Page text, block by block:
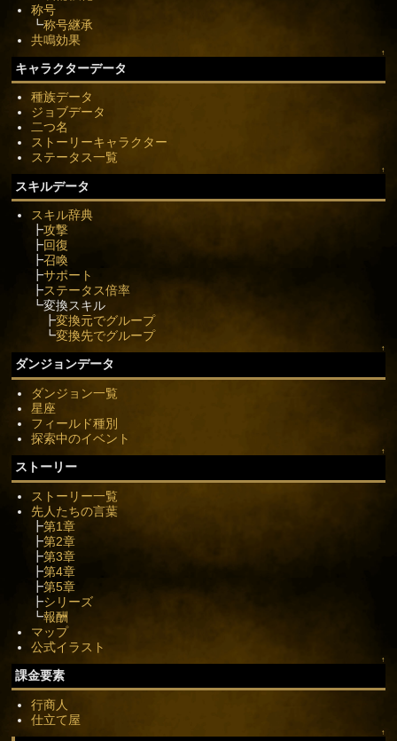
称号
┗称号継承
共鳴効果
↑
キャラクターデータ
種族データ
ジョブデータ
二つ名
ストーリーキャラクター
ステータス一覧
↑
スキルデータ
スキル辞典
┣攻撃
┣回復
┣召喚
┣サポート
┣ステータス倍率
┗変換スキル
┣変換元でグループ
┗変換先でグループ
↑
ダンジョンデータ
ダンジョン一覧
星座
フィールド種別
探索中のイベント
↑
ストーリー
ストーリー一覧
先人たちの言葉
┣第1章
┣第2章
┣第3章
┣第4章
┣第5章
┣シリーズ
┗報酬
マップ
公式イラスト
↑
課金要素
行商人
仕立て屋
↑